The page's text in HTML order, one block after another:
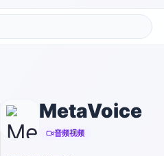
MetaVoice
音频视频